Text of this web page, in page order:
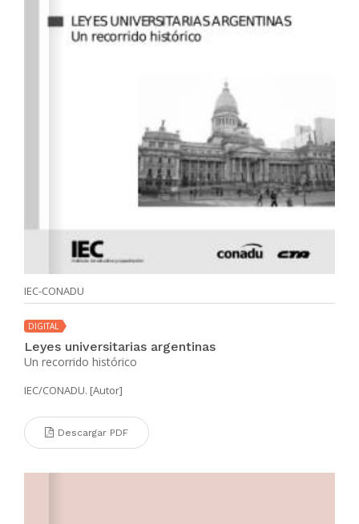
IEC-CONADU
DIGITAL
Leyes universitarias argentinas
Un recorrido histórico
IEC/CONADU. [Autor]
Descargar PDF